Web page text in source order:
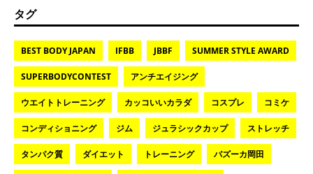
タグ
BEST BODY JAPAN IFBB JBBF SUMMER STYLE AWARD
SUPERBODYCONTEST アンチエイジング
ウエイトトレーニング カッコいいカラダ コスプレ コミケ
コンディショニング ジム ジュラシックカップ ストレッチ
タンパク質 ダイエット トレーニング バズーカ岡田